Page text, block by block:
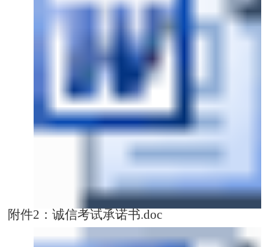
附件2：诚信考试承诺书.doc